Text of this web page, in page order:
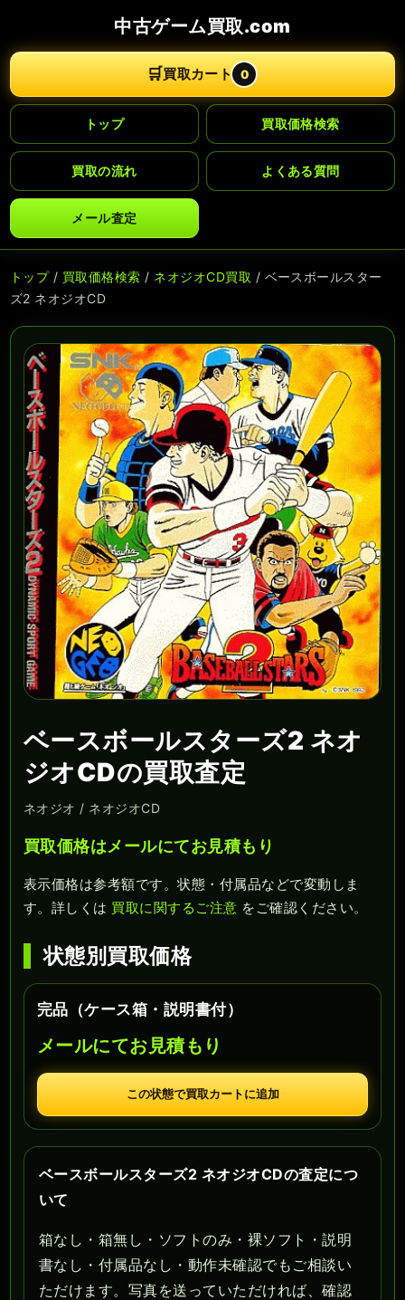
中古ゲーム買取.com
🛒買取カート 0
トップ 買取価格検索
買取の流れ よくある質問
メール査定
トップ/ 買取価格検索 / ネオジオCD買取 / ベースボールスター
ズ2 ネオジオCD
ベースボールスターズ2 ネオ
ジオCDの買取査定
ネオジオ / ネオジオCD
買取価格はメールにてお見積もり
表示価格は参考額です。状態・付属品などで変動しま
す。詳しくは 買取に関するご注意 をご確認ください。
状態別買取価格
完品（ケース箱・説明書付）
メールにてお見積もり
この状態で買取カートに追加
ベースボールスターズ2 ネオジオCDの査定につ
いて
箱なし・箱無し・ソフトのみ・裸ソフト・説明
書なし・付属品なし・動作未確認でもご相談い
ただけます。写真を送っていただければ、確認